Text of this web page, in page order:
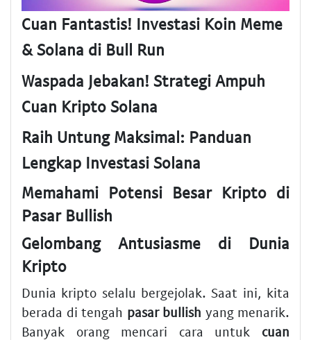
Cuan Fantastis! Investasi Koin Meme
& Solana di Bull Run
Waspada Jebakan! Strategi Ampuh
Cuan Kripto Solana
Raih Untung Maksimal: Panduan
Lengkap Investasi Solana
Memahami Potensi Besar Kripto di
Pasar Bullish
Gelombang Antusiasme di Dunia
Kripto
Dunia kripto selalu bergejolak. Saat ini, kita
berada di tengah pasar bullish yang menarik.
Banyak orang mencari cara untuk cuan